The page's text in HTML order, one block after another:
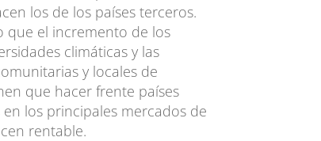
los de los países terceros.
que el incremento de los
climáticas y las
y locales de
que hacer frente países
los principales mercados de
rentable.